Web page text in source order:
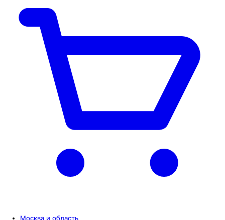
Москва и область